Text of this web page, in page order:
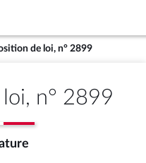
de loi, n° 2899
n° 2899